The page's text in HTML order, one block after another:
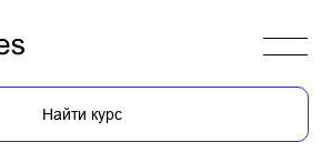
Найти курс